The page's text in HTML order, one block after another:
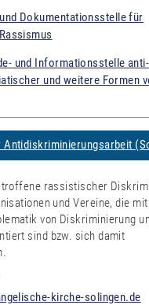
Dokumentationsstelle für
und Informationsstelle anti-
und weitere Formen
rassistischer
und Vereine, die
von Diskriminierung
sind bzw. sich damit
kirche-solingen.de